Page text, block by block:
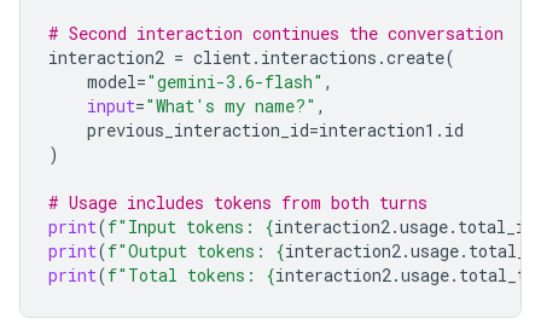
# Second interaction continues the conversation
interaction2 = client. interactions .create(
model="gemini-3.6-flash" ,
input="What's my name?" ,
previous_interaction_id=interaction1 . id
)
# Usage includes tokens from both turns
print(f"Input tokens: {interaction2.usage.
print(f"Output tokens: {interaction2.usage.
print(f"Total tokens: {interaction2.usage.